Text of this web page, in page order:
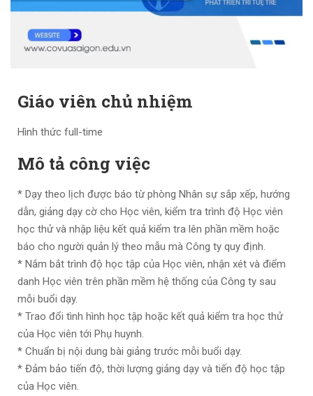
Giáo viên chủ nhiệm
Hình thức full-time
Mô tả công việc
* Dạy theo lịch được báo từ phòng Nhân sự sắp xếp, hướng
dẫn, giảng dạy cờ cho Học viên, kiểm tra trình độ Học viên
học thử và nhập liệu kết quả kiểm tra lên phần mềm hoặc
báo cho người quản lý theo mẫu mà Công ty quy định.
* Nắm bắt trình độ học tập của Học viên, nhận xét và điểm
danh Học viên trên phần mềm hệ thống của Công ty sau
mỗi buổi dạy.
* Trao đổi tình hình học tập hoặc kết quả kiểm tra học thử
của Học viên tới Phụ huynh.
* Chuẩn bị nội dung bài giảng trước mỗi buổi dạy.
* Đảm bảo tiến độ, thời lượng giảng dạy và tiến độ học tập
của Học viên.